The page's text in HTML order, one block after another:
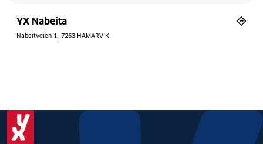
YX Nabeita
Nabeitveien 1 7263 HAMARVIK